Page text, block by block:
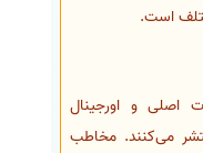
است.
اصلی و اورجینال
می‌کنند. مخاطب